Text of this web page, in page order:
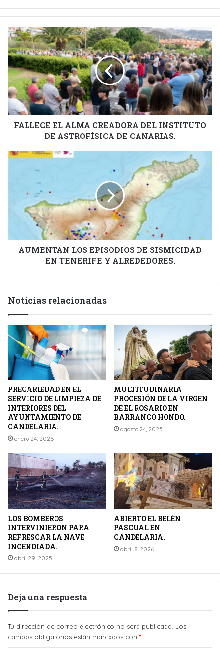
FALLECE
EL
ALMA
CREADORA
DEL
INSTITUTO
DE
ASTROFÍSICA
DE
CANARIAS.
FALLECE EL ALMA CREADORA DEL INSTITUTO
DE ASTROFÍSICA DE CANARIAS.
AUMENTAN
SISMICIDAD
TENERIFE
ALREDEDORES.
AUMENTAN LOS EPISODIOS DE SISMICIDAD
EN TENERIFE Y ALREDEDORES.
Noticias relacionadas
PRECARIEDAD EN EL
SERVICIO DE LIMPIEZA DE
INTERIORES DEL
AYUNTAMIENTO DE
CANDELARIA.
enero 24, 2026
MULTITUDINARIA
PROCESIÓN DE LA VIRGEN
DE EL ROSARIO EN
BARRANCO HONDO.
agosto 24, 2025
LOS BOMBEROS
INTERVINIERON PARA
REFRESCAR LA NAVE
INCENDIADA.
abril 29, 2025
ABIERTO EL BELÉN
PASCUAL EN
CANDELARIA.
abril 8, 2026
Deja una respuesta
Tu dirección de correo electrónico no será publicada. Los
campos obligatorios están marcados con *